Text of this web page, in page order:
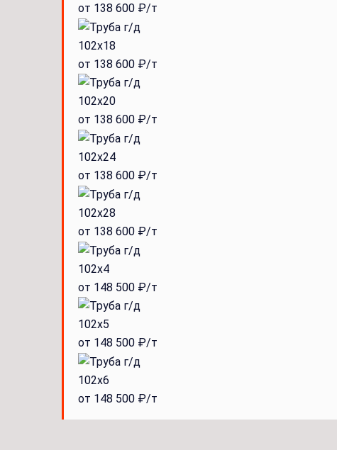
от 138 600 ₽/т
102x18
от 138 600 ₽/т
102x20
от 138 600 ₽/т
102x24
от 138 600 ₽/т
102x28
от 138 600 ₽/т
102x4
от 148 500 ₽/т
102x5
от 148 500 ₽/т
102x6
от 148 500 ₽/т